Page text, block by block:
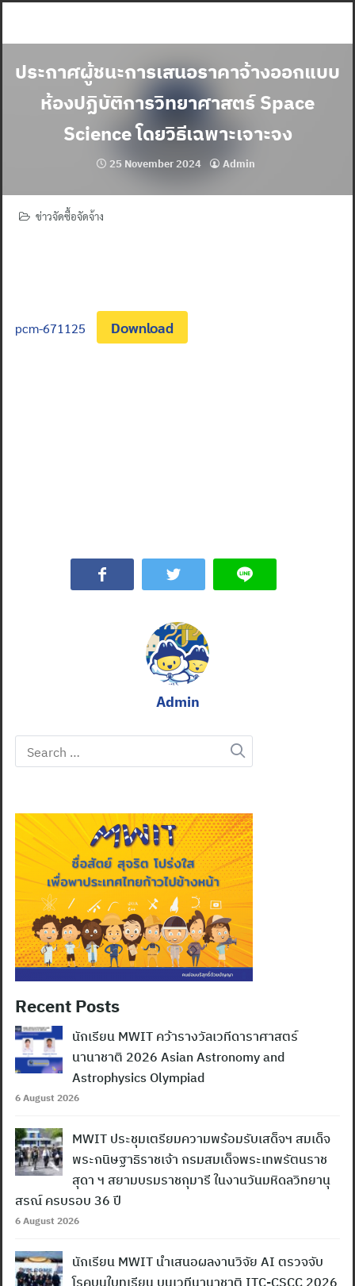
ประกาศผู้ชนะการเสนอราคาจ้างออกแบบ
ห้องปฏิบัติการวิทยาศาสตร์ Space
Science โดยวิธีเฉพาะเจาะจง
25 November 2024 Admin
ข่าวจัดซื้อจัดจ้าง
pcm-671125 Download
Admin
Search
for:
Recent Posts
นักเรียน MWIT คว้ารางวัลเวทีดาราศาสตร์
นานาชาติ 2026 Asian Astronomy and
Astrophysics Olympiad
6 August 2026
MWIT ประชุมเตรียมความพร้อมรับเสด็จฯ สมเด็จ
พระกนิษฐาธิราชเจ้า กรมสมเด็จพระเทพรัตนราช
สุดา ฯ สยามบรมราชกุมารี ในงานวันมหิดลวิทยานุ
สรณ์ ครบรอบ 36 ปี
6 August 2026
นักเรียน MWIT นำเสนอผลงานวิจัย AI ตรวจจับ
โรคบนใบทุเรียน บนเวทีนานาชาติ ITC-CSCC 2026